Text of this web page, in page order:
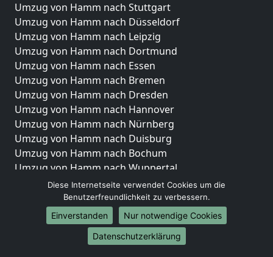
Umzug von Hamm nach Stuttgart
Umzug von Hamm nach Düsseldorf
Umzug von Hamm nach Leipzig
Umzug von Hamm nach Dortmund
Umzug von Hamm nach Essen
Umzug von Hamm nach Bremen
Umzug von Hamm nach Dresden
Umzug von Hamm nach Hannover
Umzug von Hamm nach Nürnberg
Umzug von Hamm nach Duisburg
Umzug von Hamm nach Bochum
Umzug von Hamm nach Wuppertal
Umzug von Hamm nach Bielefeld
Umzug von Hamm nach Bonn
Umzug von Hamm nach Münster
Internationale-Umzüge
Diese Internetseite verwendet Cookies um die
Benutzerfreundlichkeit zu verbessern.
Einverstanden
Nur notwendige Cookies
Datenschutzerklärung